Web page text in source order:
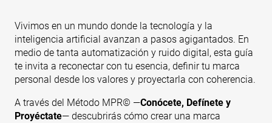
Vivimos en un mundo donde la tecnología y la
inteligencia artificial avanzan a pasos agigantados. En
medio de tanta automatización y ruido digital, esta guía
te invita a reconectar con tu esencia, definir tu marca
personal desde los valores y proyectarla con coherencia.
A través del Método MPR© —Conócete, Defínete y
Proyéctate— descubrirás cómo crear una marca